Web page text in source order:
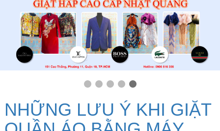
TRANG CHỦ
GIỚI THIỆU
DỊCH VỤ
HẤP ÁO VEST
ĐỐI TÁC
NHỮNG LƯU Ý KHI GIẶT